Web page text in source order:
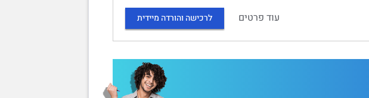
עוד פרטים לרכישה והורדה מיידית